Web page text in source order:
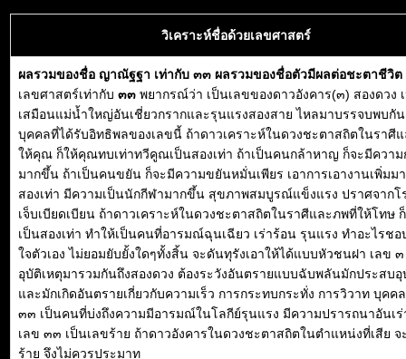
วิเคราะห์ชื่อด้วยเลขศาสตร์
ผลรวมของชื่อ ญาณัฐฐา เท่ากับ ๓๓ ผลรวมของชื่อตัวมีผลต่อชะตาชีวิต
เลขศาสตร์เท่ากับ ๓๓ พยากรณ์ว่า เป็นเลขของดาวอังคาร(๓) สองดวง
เสมือนแม่น้ำใหญ่อันเชี่ยวกรากและรุนแรงสองสาย ไหลมาบรรจบพบกั
บุคคลที่ได้รับอิทธิพลของเลขนี้ ถ้าดาวเคราะห์ในดวงชะตาสถิตในราศี
ให้คุณ ก็ให้คุณทบเท่าทวีคูณเป็นสองเท่า ถ้าเป็นคนกล้าหาญ ก็จะมีความ
มากขึ้น ถ้าเป็นคนขยัน ก็จะมีความขยันหมั่นเพียร เอาการเอางานเพิ่มม
สองเท่า มีความเป็นนักกีฬามากขึ้น สุขภาพสมบูรณ์แข็งแรง ปราศจากโ
เจ็บเบียดเบียน ถ้าดาวเคราะห์ในดวงชะตาสถิตในราศีและภพที่ให้โทษ
เป็นสองเท่า ทำให้เป็นคนที่อารมณ์ฉุนเฉียว เร่าร้อน รุนแรง ทำอะไรชอ
ใจตัวเอง ไม่ยอมยับยั้งใดๆทั้งสิ้น จะดันทุรังเอาให้ได้แบบหัวชนฝา เลข
อุบัติเหตุมารวมกันถึงสองดวง ต้องระวังอันตรายแบบฉับพลันมักประสบอุ
และมักเกิดอันตรายเกี่ยวกับความเร็ว การกระทบกระทั่ง การวิวาท บุคค
๓๓ เป็นคนที่บ่งถึงความมีอารมณ์ในโลกีย์รุนแรง มีความปรารถนาอันเ
เลข ๓๓ เป็นเลขร้าย ถ้าดาวอังคารในดวงชะตาสถิตในตำแหน่งที่เสีย จ
ร้าย จึงไม่ควรประมาท